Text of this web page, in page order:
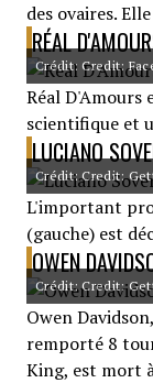
des ovaires.
RÉAL
Crédit: Credit:
Réal
scientifique et
LUCIANO
Crédit: Credit:
L'important
(gauche) est
OWEN
Crédit: Credit:
Owen
remporté 8
King, est mort